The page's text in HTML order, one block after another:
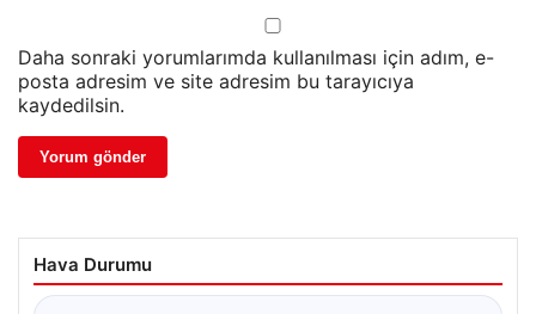
Daha sonraki yorumlarımda kullanılması için adım, e-
posta adresim ve site adresim bu tarayıcıya
kaydedilsin.
Hava Durumu